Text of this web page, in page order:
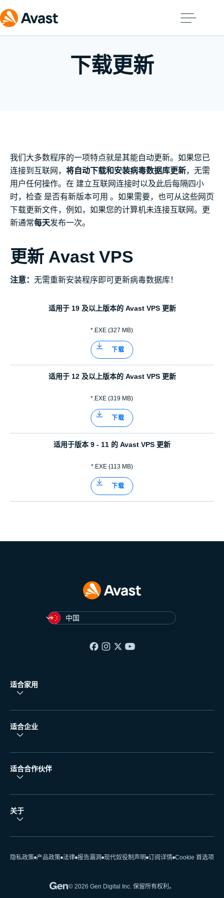
下载更新
我们大多数程序的一项特点就是其能自动更新。如果您已
连接到互联网， 将自动下载和安装病毒数据库更新，无需
用户任何操作。在 建立互联网连接时以及此后每隔四小
时，检查 是否有新版本可用 。如果需要，也可从这些网页
下载更新文件，例如，如果您的计算机未连接互联网。更
新通常每天发布一次。
更新 Avast VPS
注意： 无需重新安装程序即可更新病毒数据库！
适用于 19 及以上版本的 Avast VPS 更新
*.EXE (327 MB)
下载
适用于 12 及以上版本的 Avast VPS 更新
*.EXE (319 MB)
下载
适用于版本 9 - 11 的 Avast VPS 更新
*.EXE (113 MB)
下载
中国
适合家用
适合企业
适合合作伙伴
关于
隐私政策 产品政策 法律 报告漏洞 现代奴役制声明 订阅详情 Cookie 首选项
© 2026 Gen Digital Inc. 保留所有权利。